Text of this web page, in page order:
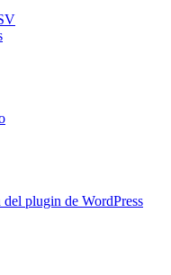
plugin de WordPress